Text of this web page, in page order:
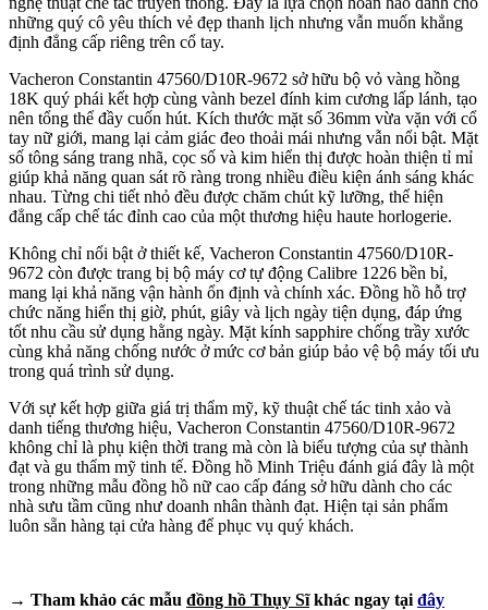
những quý cô yêu thích vẻ đẹp thanh lịch nhưng vẫn muốn khẳng
định đẳng cấp riêng trên cổ tay.
Vacheron Constantin 47560/D10R‑9672 sở hữu bộ vỏ vàng hồng
18K quý phái kết hợp cùng vành bezel đính kim cương lấp lánh, tạo
nên tổng thể đầy cuốn hút. Kích thước mặt số 36mm vừa vặn với cổ
tay nữ giới, mang lại cảm giác đeo thoải mái nhưng vẫn nổi bật. Mặt
số tông sáng trang nhã, cọc số và kim hiển thị được hoàn thiện tỉ mỉ
giúp khả năng quan sát rõ ràng trong nhiều điều kiện ánh sáng khác
nhau. Từng chi tiết nhỏ đều được chăm chút kỹ lưỡng, thể hiện
đẳng cấp chế tác đỉnh cao của một thương hiệu haute horlogerie.
Không chỉ nổi bật ở thiết kế, Vacheron Constantin 47560/D10R-
9672 còn được trang bị bộ máy cơ tự động Calibre 1226 bền bỉ,
mang lại khả năng vận hành ổn định và chính xác. Đồng hồ hỗ trợ
chức năng hiển thị giờ, phút, giây và lịch ngày tiện dụng, đáp ứng
tốt nhu cầu sử dụng hằng ngày. Mặt kính sapphire chống trầy xước
cùng khả năng chống nước ở mức cơ bản giúp bảo vệ bộ máy tối ưu
trong quá trình sử dụng.
Với sự kết hợp giữa giá trị thẩm mỹ, kỹ thuật chế tác tinh xảo và
danh tiếng thương hiệu, Vacheron Constantin 47560/D10R-9672
không chỉ là phụ kiện thời trang mà còn là biểu tượng của sự thành
đạt và gu thẩm mỹ tinh tế. Đồng hồ Minh Triệu đánh giá đây là một
trong những mẫu đồng hồ nữ cao cấp đáng sở hữu dành cho các
nhà sưu tầm cũng như doanh nhân thành đạt. Hiện tại sản phẩm
luôn sẵn hàng tại cửa hàng để phục vụ quý khách.
→ Tham khảo các mẫu đồng hồ Thụy Sĩkhác ngay tại đây